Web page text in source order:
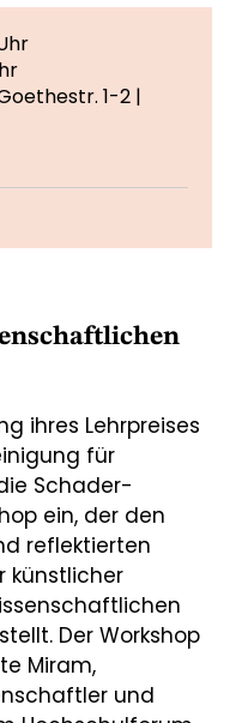
1-2 |
ihres Lehrpreises
für
Schader-
ein, der den
reflektierten
künstlicher
Der Workshop
Miram,
und